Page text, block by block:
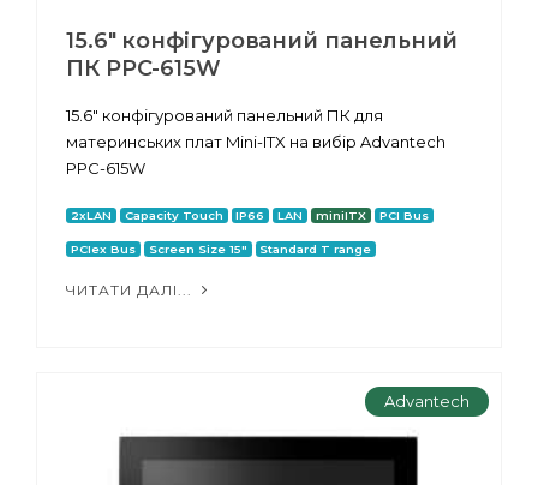
15.6" конфігурований панельний
ПК PPC-615W
15.6" конфігурований панельний ПК для
материнських плат Mini-ITX на вибір Advantech
PPC-615W
2xLAN Capacity Touch IP66 LAN miniITX PCI Bus
PCIex Bus Screen Size 15" Standard T range
ЧИТАТИ ДАЛІ...
Advantech